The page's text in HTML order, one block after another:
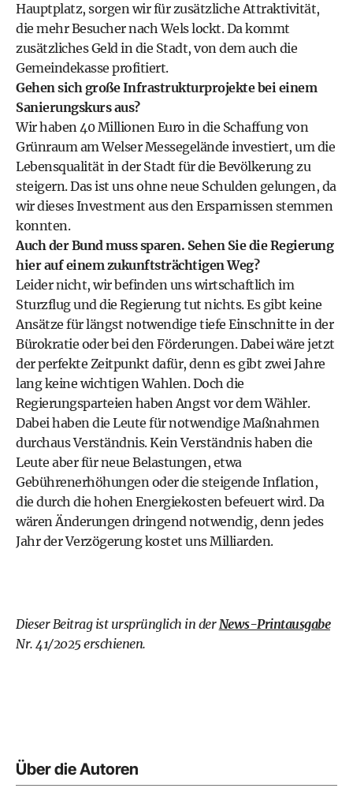
Hauptplatz, sorgen wir für zusätzliche Attraktivität,
die mehr Besucher nach Wels lockt. Da kommt
zusätzliches Geld in die Stadt, von dem auch die
Gemeindekasse profitiert.
Gehen sich große Infrastrukturprojekte bei einem
Sanierungskurs aus?
Wir haben 40 Millionen Euro in die Schaffung von
Grünraum am Welser Messegelände investiert, um die
Lebensqualität in der Stadt für die Bevölkerung zu
steigern. Das ist uns ohne neue Schulden gelungen, da
wir dieses Investment aus den Ersparnissen stemmen
konnten.
Auch der Bund muss sparen. Sehen Sie die Regierung
hier auf einem zukunftsträchtigen Weg?
Leider nicht, wir befinden uns wirtschaftlich im
Sturzflug und die Regierung tut nichts. Es gibt keine
Ansätze für längst notwendige tiefe Einschnitte in der
Bürokratie oder bei den Förderungen. Dabei wäre jetzt
der perfekte Zeitpunkt dafür, denn es gibt zwei Jahre
lang keine wichtigen Wahlen. Doch die
Regierungsparteien haben Angst vor dem Wähler.
Dabei haben die Leute für notwendige Maßnahmen
durchaus Verständnis. Kein Verständnis haben die
Leute aber für neue Belastungen, etwa
Gebührenerhöhungen oder die steigende Inflation,
die durch die hohen Energiekosten befeuert wird. Da
wären Änderungen dringend notwendig, denn jedes
Jahr der Verzögerung kostet uns Milliarden.
Dieser Beitrag ist ursprünglich in derNews-Printausgabe
Nr. 41/2025 erschienen.
Über die Autoren